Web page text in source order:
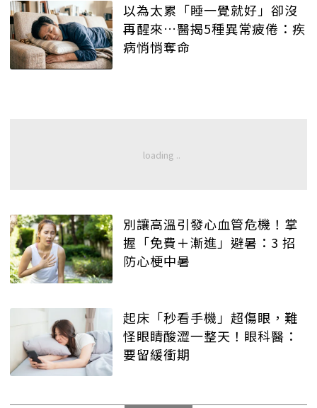
以為太累「睡一覺就好」卻沒
再醒來…醫揭5種異常疲倦：疾
病悄悄奪命
別讓高溫引發心血管危機！掌
握「免費＋漸進」避暑：3 招
防心梗中暑
起床「秒看手機」超傷眼，難
怪眼睛酸澀一整天！眼科醫：
要留緩衝期